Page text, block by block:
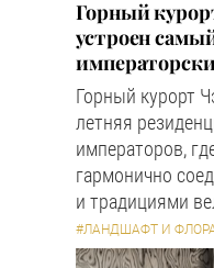
Горный
устроен
Горный курорт
летняя
императоров,
гармонично
и традициями
#ЛАНДШАФТ И